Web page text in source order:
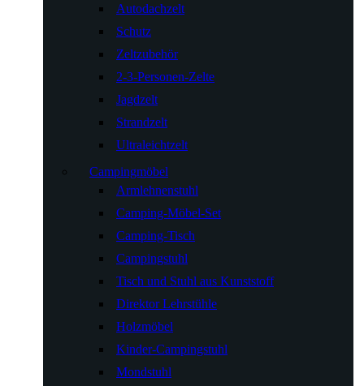
Autodachzelt
Schutz
Zeltzubehör
2-3-Personen-Zelte
Jagdzelt
Strandzelt
Ultraleichtzelt
Campingmöbel
Armlehnenstuhl
Camping-Möbel-Set
Camping-Tisch
Campingstuhl
Tisch und Stuhl aus Kunststoff
Direktor Lehrstühle
Holzmöbel
Kinder-Campingstuhl
Mondstuhl